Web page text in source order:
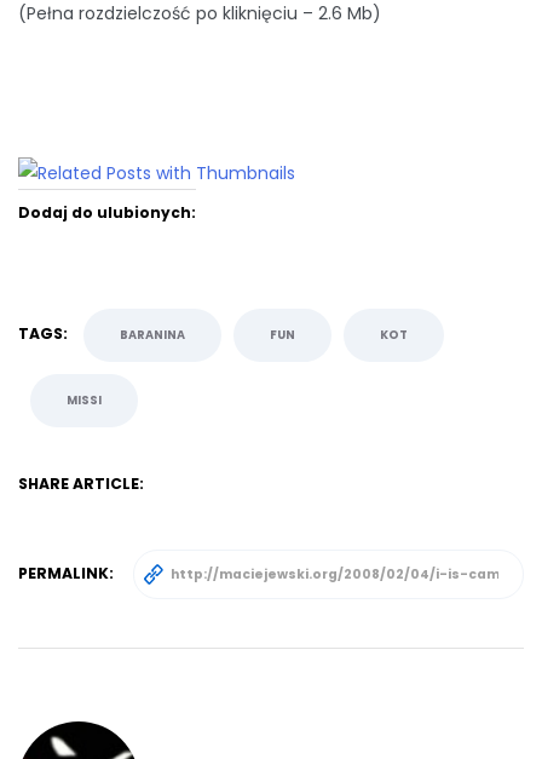
(Pełna rozdzielczość po kliknięciu – 2.6 Mb)
Dodaj do ulubionych:
TAGS: BARANINA FUN KOT
MISSI
SHARE ARTICLE:
PERMALINK: